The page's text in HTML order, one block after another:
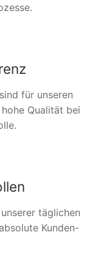
für unseren
Qualität bei
täglichen
Kunden-